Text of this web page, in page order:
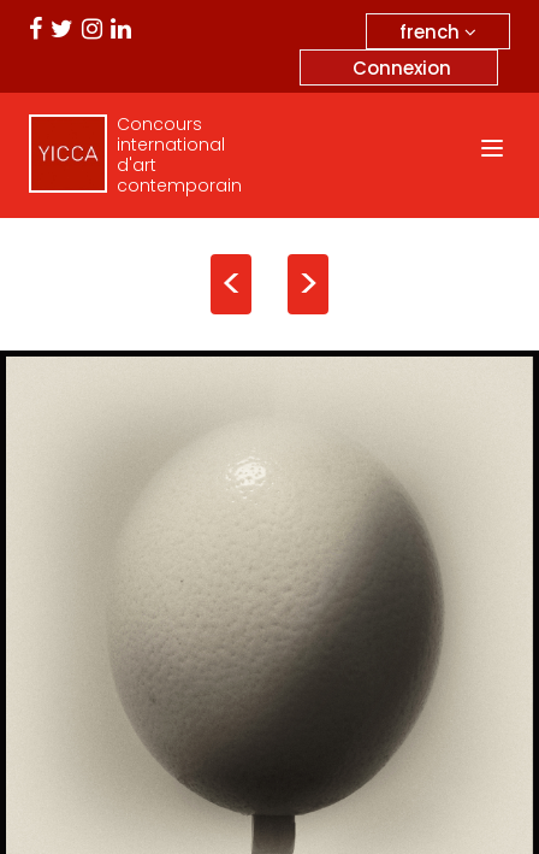
french
Connexion
Concours
international
d'art
contemporain
< >